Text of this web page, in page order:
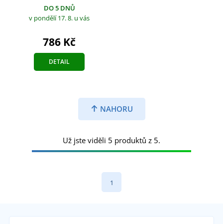
DO 5 DNŮ
v pondělí 17. 8. u vás
786 Kč
DETAIL
NAHORU
Už jste viděli 5 produktů z 5.
1